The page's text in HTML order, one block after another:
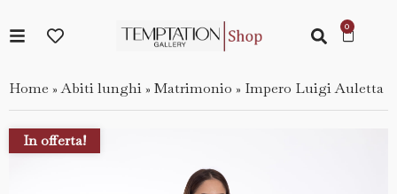
Home »Abiti lunghi » Matrimonio » Impero Luigi Auletta
In offerta!